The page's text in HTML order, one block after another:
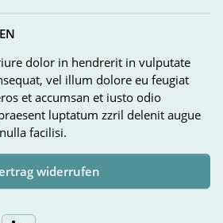
dolor in hendrerit in vulputate
vel illum dolore eu feugiat
et accumsan et iusto odio
luptatum zzril delenit augue
facilisi.
widerrufen